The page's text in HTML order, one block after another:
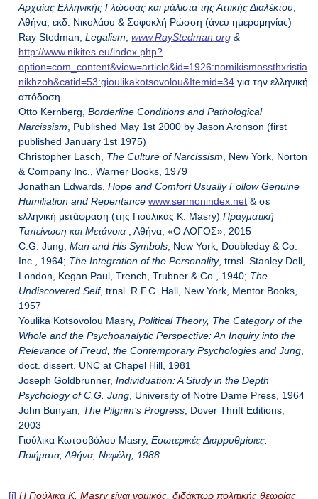
Αρχαίας Ελληνικής Γλώσσας και μάλιστα της Αττικής Διαλέκτου
Αθήνα, εκδ. Νικολάου & Σοφοκλή Ρώσση (άνευ ημερομηνίας)
Ray Stedman,Legalism ,www.RayStedman .org &
http://www.nikites.eu/index.php?
option=com_content&view=article&id=1926:nomikismossthxristia
nikhzoh&catid=53:gioulikakotsovolou&Itemid=34 για την ελληνική
απόδοση
Otto Kernberg,Borderline Conditions and Pathological
Narcissism , Published May 1st 2000 by Jason Aronson (first
published January 1st 1975)
Christopher Lasch, The Culture of Narcissism , New York, Norton
& Company Inc., Warner Books, 1979
Jonathan Edwards,Hope and Comfort Usually Follow Genuine
Humiliation and Repentance www.sermonindex.net & σε
ελληνική μετάφραση (της Γιούλικας Κ. Masry) Πραγματική
Ταπείνωση και Μετάνοια , Αθήνα, «Ο ΛΟΓΟΣ», 2015
C.G. Jung,Man and His Symbols , New York, Doubleday & Co.
Inc., 1964; The Integration of the Personality, trnsl. Stanley Dell,
London, Kegan Paul, Trench, Trubner & Co., 1940; The
Undiscovered Self, trnsl. R.F.C. Hall, New York, Mentor Books,
1957
Youlika Kotsovolou Masry,Political Theory, The Category of the
Whole and the Psychoanalytic Perspective: An Inquiry into the
Relevance of Freud, the Contemporary Psychologies and Jung
doct. dissert. UNC at Chapel Hill, 1981
Joseph Goldbrunner,Individuation: A Study in the Depth
Psychology of C.G. Jung , University of Notre Dame Press, 1964
John Bunyan, The Pilgrim’s Progress , Dover Thrift Editions,
2003
Γιούλικα Κωτσοβόλου Masry,Εσωτερικές Διαρρυθμίσιες:
Ποιήματα, Αθήνα, Νεφέλη, 1988
[i] Η Γιούλικα Κ. Masryείναι νομικός, διδάκτωρ πολιτικής θεωρίας